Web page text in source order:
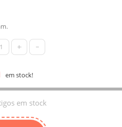
+ -
em stock!
em stock